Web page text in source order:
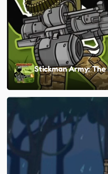
Stickman Army: The